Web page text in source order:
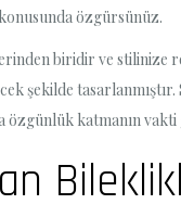
özgürsünüz.
biridir ve stilinize
şekilde
özgünlük katmanın vakti